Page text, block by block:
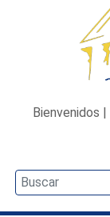
Bienvenidos |